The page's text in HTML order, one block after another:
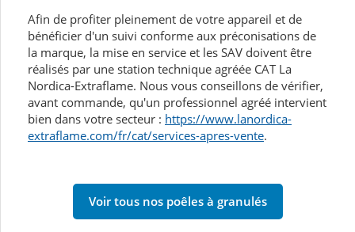
Afin de profiter pleinement de votre appareil et de
bénéficier d'un suivi conforme aux préconisations de
la marque, la mise en service et les SAV doivent être
réalisés par une station technique agréée CAT La
Nordica-Extraflame. Nous vous conseillons de vérifier,
avant commande, qu'un professionnel agréé intervient
bien dans votre secteur : https://www.lanordica-
extraflame.com/fr/cat/services-apres-vente.
Voir tous nos poêles à granulés